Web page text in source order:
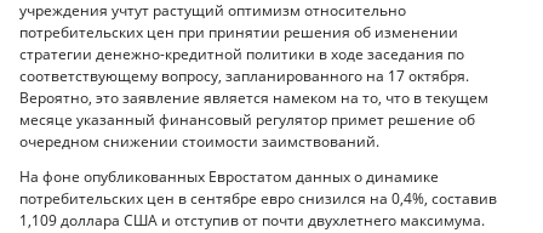
учреждения учтут растущий оптимизм относительно
потребительских цен при принятии решения об изменении
стратегии денежно-кредитной политики в ходе заседания по
соответствующему вопросу, запланированного на 17 октября.
Вероятно, это заявление является намеком на то, что в текущем
месяце указанный финансовый регулятор примет решение об
очередном снижении стоимости заимствований.
На фоне опубликованных Евростатом данных о динамике
потребительских цен в сентябре евро снизился на 0,4%, составив
1,109 доллара США и отступив от почти двухлетнего максимума.